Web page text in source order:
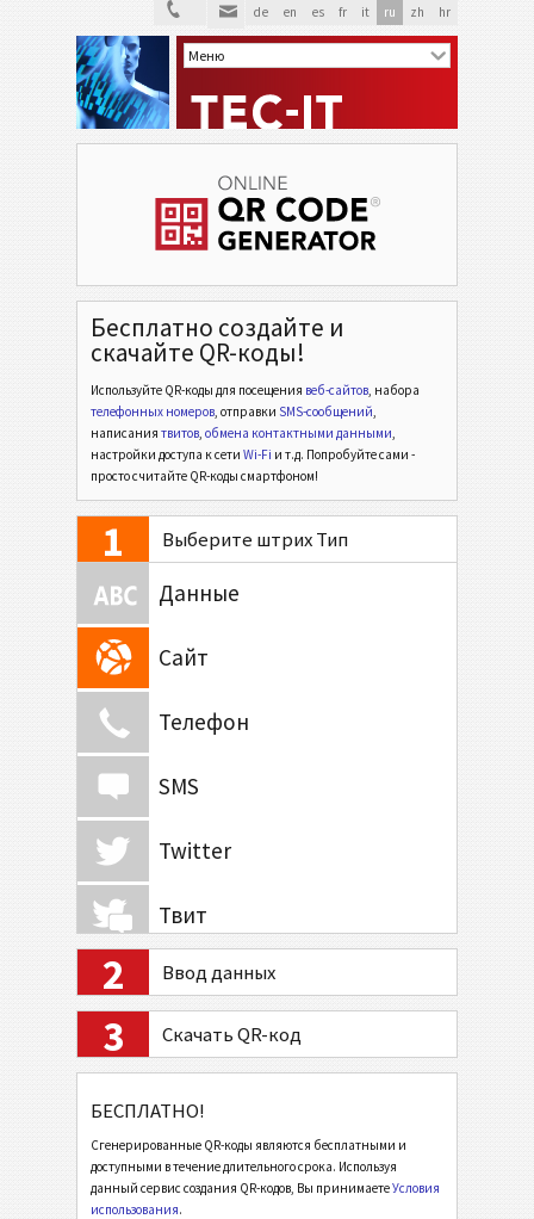
de en es fr it ru zh hr
Бесплатно создайте и
скачайте QR-коды!
Используйте QR-коды для посещения веб-сайтов, набора
телефонных номеров, отправки SMS-сообщений,
написания твитов, обмена контактными данными,
настройки доступа к сети Wi-Fi и т.д. Попробуйте сами -
просто считайте QR-коды смартфоном!
1 Выберите штрих Тип
Данные
Сайт
Телефон
SMS
Twitter
Твит
WiFi
E-Mail
Мероприятие
vCard
2 Ввод данных
3 Скачать QR-код
БЕСПЛАТНО!
Сгенерированные QR-коды являются бесплатными и
доступными в течение длительного срока. Используя
данный сервис создания QR-кодов, Вы принимаетеУсловия
использования.